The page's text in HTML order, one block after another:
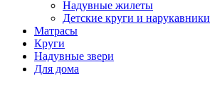
Надувные жилеты
Детские круги и нарукавники
Матрасы
Круги
Надувные звери
Для дома